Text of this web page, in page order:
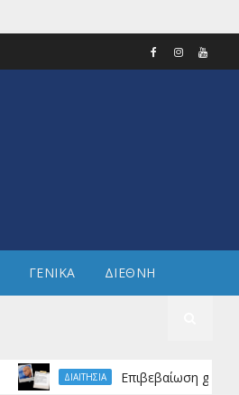
ΓΕΝΙΚΑ ΔΙΕΘΝΗ
ΔΙΑΙΤΗΣΙΑ Επιβεβαίωση